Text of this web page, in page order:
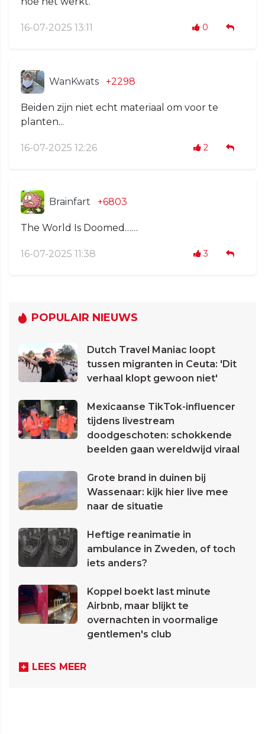
16-07-2025 13:11 0
WanKwats +2298
Beiden zijn niet echt materiaal om voor te
planten...
16-07-2025 12:26 2
Brainfart +6803
The World Is Doomed……
16-07-2025 11:38 3
POPULAIR NIEUWS
Dutch Travel Maniac loopt
tussen migranten in Ceuta: 'Dit
verhaal klopt gewoon niet'
Mexicaanse TikTok-influencer
tijdens livestream
doodgeschoten: schokkende
beelden gaan wereldwijd viraal
Grote brand in duinen bij
Wassenaar: kijk hier live mee
naar de situatie
Heftige reanimatie in
ambulance in Zweden, of toch
iets anders?
Koppel boekt last minute
Airbnb, maar blijkt te
overnachten in voormalige
gentlemen's club
LEES MEER